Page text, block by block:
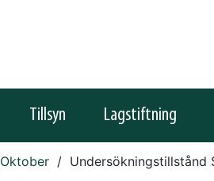
Tillsyn Lagstiftning
Oktober Undersökningstillstånd